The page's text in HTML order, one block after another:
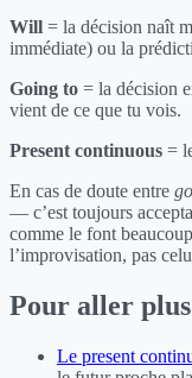
Will = la décision naît
immédiate) ou la
Going to = la décision
vient de ce que tu vois.
Present continuous =
En cas de doute entre
— c’est toujours
comme le font
l’improvisation, pas
Pour aller
Le present